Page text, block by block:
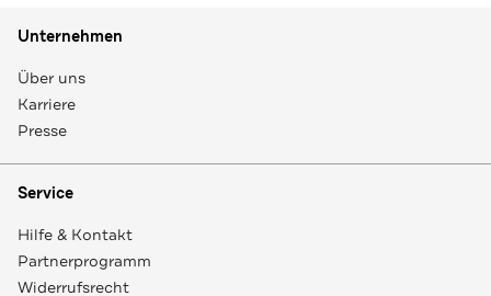
Unternehmen
Über uns
Karriere
Presse
Service
Hilfe & Kontakt
Partnerprogramm
Widerrufsrecht